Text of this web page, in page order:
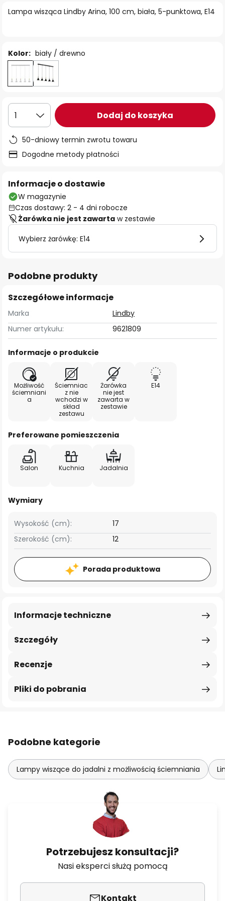
Lampa wisząca Lindby Arina, 100 cm, biała, 5-punktowa, E14
Kolor: biały / drewno
1 Dodaj do koszyka
50-dniowy termin zwrotu towaru
Dogodne metody płatności
Informacje o dostawie
W magazynie
Czas dostawy: 2 - 4 dni robocze
Żarówka nie jest zawarta w zestawie
Wybierz żarówkę: E14
Podobne produkty
Szczegółowe informacje
Marka
Lindby
Numer artykułu:
9621809
Informacje o produkcie
Możliwość
ściemniani
a
Ściemniac
z nie
wchodzi w
skład
zestawu
Żarówka
nie jest
zawarta w
zestawie
E14
Preferowane pomieszczenia
Salon Kuchnia Jadalnia
Wymiary
Szerokość (cm): 12
Wysokość (cm): 17
Porada produktowa
Szczegóły
Informacje techniczne
Recenzje
Pliki do pobrania
Podobne kategorie
Lampy wiszące do jadalni z możliwością ściemniania
Potrzebujesz konsultacji?
Nasi eksperci służą pomocą
Kontakt